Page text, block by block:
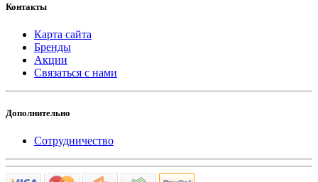
Контакты
Карта сайта
Бренды
Акции
Связаться с нами
Дополнительно
Сотрудничество